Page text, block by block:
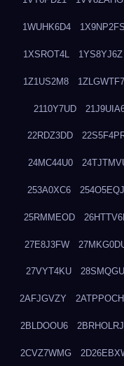
1WUHK6D4 1X9NP2FS
1XSROT4L 1YS8YJ6Z
1Z1US2M8 1ZLGWTF7
2110Y7UD
22RDZ3DD
24MC44U0
253A0XC6 254O5EQJ
25RMMEOD
27E8J3FW
27VYT4KU
2AFJGVZY 2ATPPOCH
2BLDOOU6 2BRHOLRJ
2CVZ7WMG